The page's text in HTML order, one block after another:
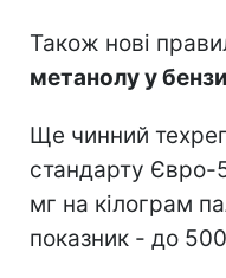
Також нові
метанолу у
Ще чинний
стандарту Євро-
мг на кілограм
показник - до